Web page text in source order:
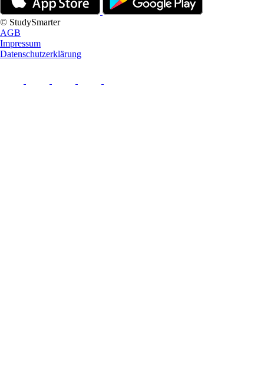
© StudySmarter
AGB
Impressum
Datenschutzerklärung